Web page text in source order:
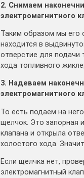
2. Снимаем
электромагнитного
Таким образом мы его
находится в
отверстие для подачи
хода топливного
3. Надеваем
электромагнитного
То есть подаем на
щелчок. Это запорная
клапана и открыла
холостого хода.
Если щелчка нет,
электромагнитный